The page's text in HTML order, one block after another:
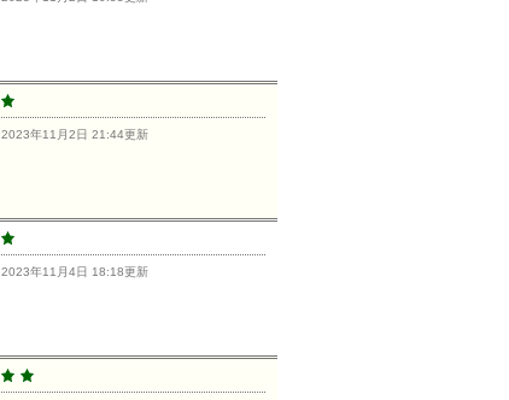
2023年11月2日 21:44更新
2023年11月4日 18:18更新